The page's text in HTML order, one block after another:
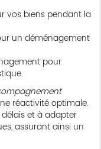
vos biens pendant la
un déménagement
pour
réactivité optimale.
et à adapter
assurant ainsi un